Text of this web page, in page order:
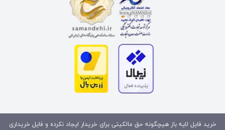
خرید فایل لایه باز هیچگونه حق مالکیتی برای خریدار ایجاد نکرده و فایل خریداری